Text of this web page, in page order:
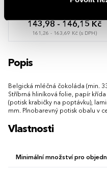
143,98 - 146,15 Kč
161,26 - 163,69 Kč (s DPH)
Popis
Belgická mléčná čokoláda (min.
Stříbrná hliníková folie, papír
(potisk krabičky na poptávku),
mm. Plnobarevný potisk obalu v
Vlastnosti
Minimální množství pro